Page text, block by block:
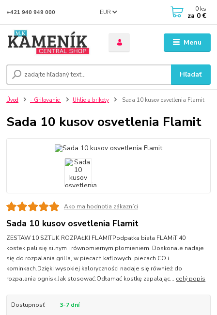
Menu
EUR
Hľadať
+421 940 949 000 0 ks
za 0 €
Úvod - Grilovanie Uhlie a brikety Sada 10 kusov osvetlenia Flamit
Sada 10 kusov osvetlenia Flamit
Ako ma hodnotia zákazníci
Sada 10 kusov osvetlenia Flamit
ZESTAW 10 SZTUK ROZPAŁKI FLAMITPodpałka biała FLAMiT 40
kostek pali się silnym i równomiernym płomieniem. Doskonale nadaje
się do rozpalania grilla, w piecach kaflowych, piecach CO i
kominkach.Dzięki wysokiej kaloryczności nadaje się również do
rozpalania ognisk.Jak stosować:Odłamać kostkę zapalając... celý popis
Dostupnosť 3-7 dní